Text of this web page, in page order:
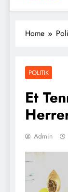
Home
POLITIK
Et
Admin